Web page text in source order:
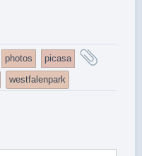
photos picasa
westfalenpark